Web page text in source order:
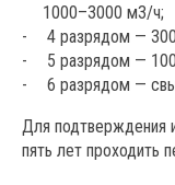
1000–3000 м3/ч;
4 разрядом —
5 разрядом —
6 разрядом —
Для подтверждения
пять лет проходить